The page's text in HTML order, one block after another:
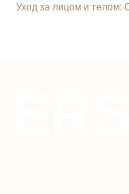
Уход за лицом и телом: